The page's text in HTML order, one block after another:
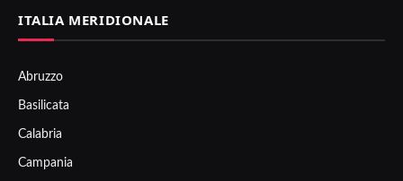
ITALIA MERIDIONALE
Abruzzo
Basilicata
Calabria
Campania